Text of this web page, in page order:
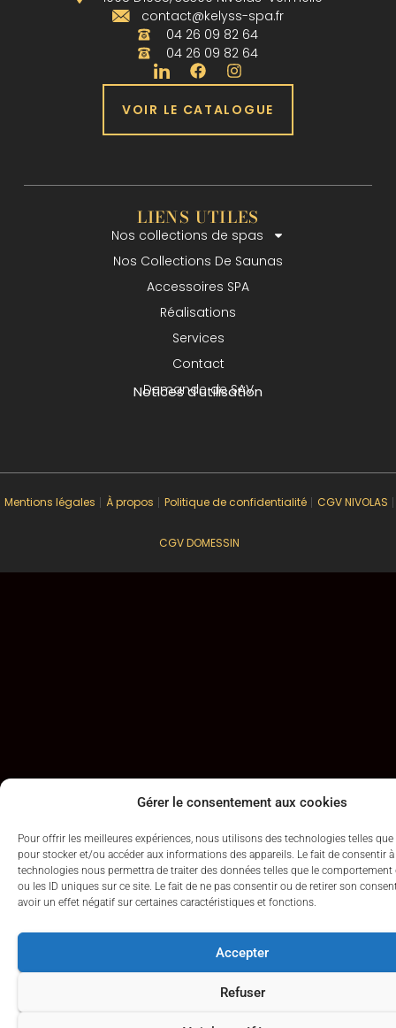
Gérer le consentement aux cookies
Pour offrir les meilleures expériences, nous utilisons des technologies telles que
pour stocker et/ou accéder aux informations des appareils. Le fait de consentir à
technologies nous permettra de traiter des données telles que le comportement
ou les ID uniques sur ce site. Le fait de ne pas consentir ou de retirer son
avoir un effet négatif sur certaines caractéristiques et fonctions.
Accepter
Refuser
LIENS UTILES
Nos collections de spas
Nos Collections De Saunas
Accessoires SPA
Réalisations
Services
Contact
Demande de SAV
Notices d'utilisation
contact@kelyss-spa.fr
04 26 09 82 64
04 26 09 82 64
VOIR LE CATALOGUE
Mentions légales À propos Politique de confidentialité CGV NIVOLAS
CGV DOMESSIN